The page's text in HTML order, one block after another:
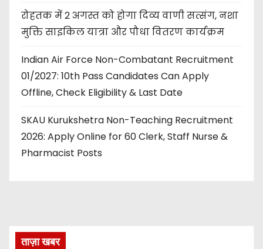
रोहतक में 2 अगस्त को होगा दिव्य वाणी सत्संग, नशा
मुक्ति साइकिल यात्रा और पौधा वितरण कार्यक्रम
Indian Air Force Non-Combatant Recruitment
01/2027: 10th Pass Candidates Can Apply
Offline, Check Eligibility & Last Date
SKAU Kurukshetra Non-Teaching Recruitment
2026: Apply Online for 60 Clerk, Staff Nurse &
Pharmacist Posts
ताज़ा खबर